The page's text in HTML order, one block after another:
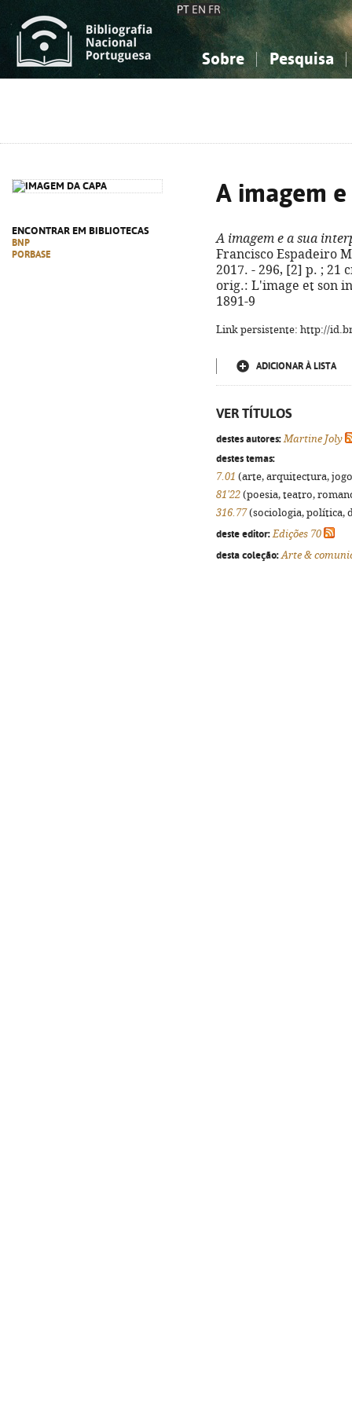
PT EN FR
Sobre Pesquisa
ENCONTRAR EM BIBLIOTECAS
BNP
PORBASE
A imagem
A imagem e a sua
Francisco Espadeiro
2017. - 296, [2] p. ; 21
orig.: L'image et son
1891-9
Link persistente: http://
ADICIONAR À LISTA
VER TÍTULOS
destes autores: Martine Joly
destes temas:
7.01 (arte, arquitectura,
81'22 (poesia, teatro,
316.77(sociologia, política,
deste editor: Edições 70
desta coleção: Arte &